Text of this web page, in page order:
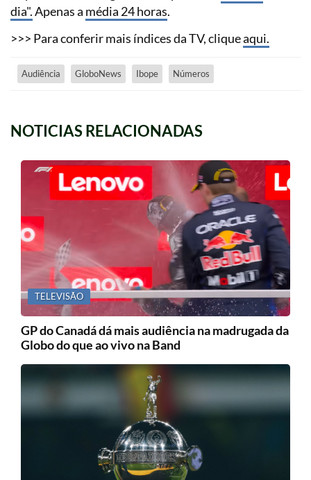
dia".Apenas a média 24 horas.
>>> Para conferir mais índices da TV, cliqueaqui.
Audiência GloboNews Ibope Números
NOTICIAS RELACIONADAS
TELEVISÃO
GP do Canadá dá mais audiência na madrugada da
Globo do que ao vivo na Band